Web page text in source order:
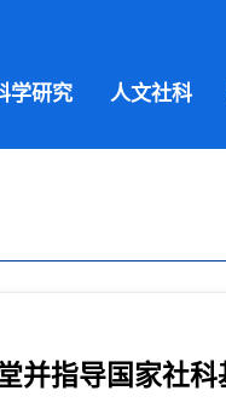
学研究 人文社科
并指导国家社